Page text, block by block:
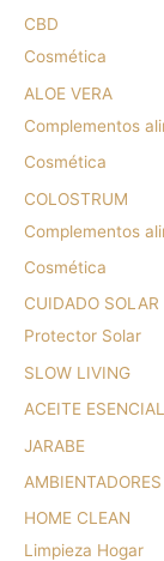
CBD
Cosmética
ALOE VERA
Complementos
Cosmética
COLOSTRUM
Complementos
Cosmética
CUIDADO SOLAR
Protector Solar
SLOW LIVING
ACEITE ESENCIAL
JARABE
AMBIENTADORES
HOME CLEAN
Limpieza Hogar